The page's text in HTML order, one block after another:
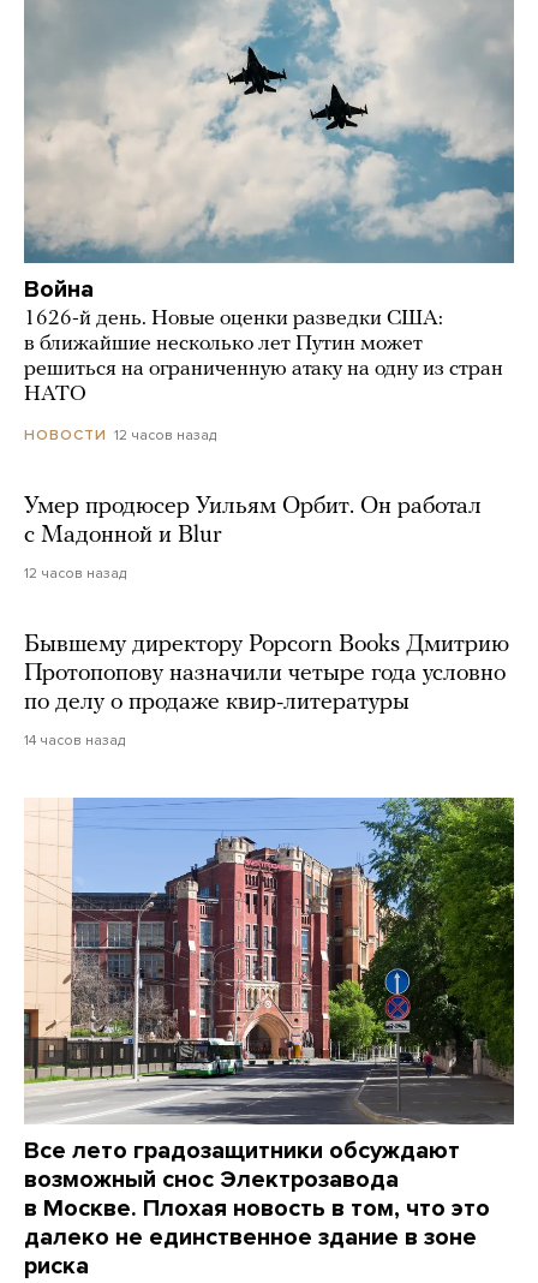
Война
1626-й день. Новые оценки разведки США:
в ближайшие несколько лет Путин может
решиться на ограниченную атаку на одну из стран
НАТО
НОВОСТИ 12 часов назад
Умер продюсер Уильям Орбит. Он работал
с Мадонной и Blur
12 часов назад
Бывшему директору Popcorn Books Дмитрию
Протопопову назначили четыре года условно
по делу о продаже квир-литературы
14 часов назад
Все лето градозащитники обсуждают
возможный снос Электрозавода
в Москве. Плохая новость в том, что это
далеко не единственное здание в зоне
риска